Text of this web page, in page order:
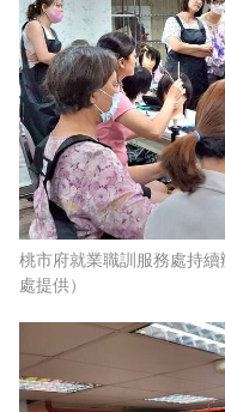
桃市府就業職訓服務處持
處提供）